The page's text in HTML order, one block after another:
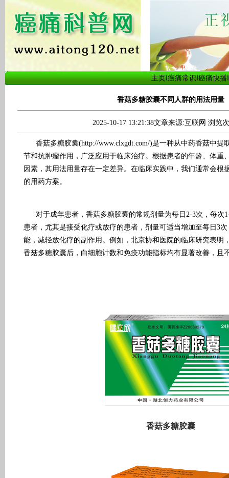
主页‖癌痛常识‖癌痛快播‖
香菇多糖胶囊不同人群的用法用量
2025-10-17 13:21:38文章来源:互联网 浏览
香菇多糖胶囊(http://www.clxgdt.com/)是一种从中药香菇中提
节和抗肿瘤作用，广泛应用于临床治疗。根据患者的年龄、体重
因素，其用法用量存在一定差异。在临床实践中，我们通常会根
的用药方案。
对于成年患者，香菇多糖胶囊的常规剂量为每日2-3次，每次
患者，尤其是接受化疗或放疗的患者，剂量可适当增加至每日3
能，减轻放化疗的副作用。例如，北京协和医院的临床研究表明
香菇多糖胶囊后，白细胞计数和免疫功能指标均有显著改善，且
香菇多糖胶囊